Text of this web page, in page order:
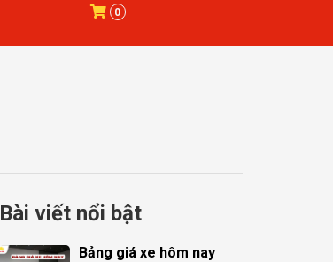
0
Bài viết nổi bật
Bảng giá xe hôm nay